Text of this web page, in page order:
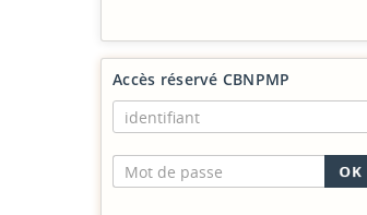
Accès réservé CBNPMP